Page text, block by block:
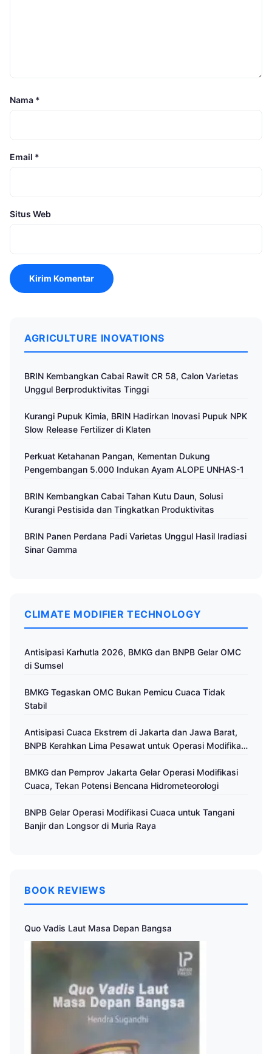
Nama *
Email *
Situs Web
AGRICULTURE INOVATIONS
BRIN Kembangkan Cabai Rawit CR 58, Calon Varietas
Unggul Berproduktivitas Tinggi
Kurangi Pupuk Kimia, BRIN Hadirkan Inovasi Pupuk NPK
Slow Release Fertilizer di Klaten
Perkuat Ketahanan Pangan, Kementan Dukung
Pengembangan 5.000 Indukan Ayam ALOPE UNHAS-1
BRIN Kembangkan Cabai Tahan Kutu Daun, Solusi
Kurangi Pestisida dan Tingkatkan Produktivitas
BRIN Panen Perdana Padi Varietas Unggul Hasil Iradiasi
Sinar Gamma
CLIMATE MODIFIER TECHNOLOGY
Antisipasi Karhutla 2026, BMKG dan BNPB Gelar OMC
di Sumsel
BMKG Tegaskan OMC Bukan Pemicu Cuaca Tidak
Stabil
Antisipasi Cuaca Ekstrem di Jakarta dan Jawa Barat,
BNPB Kerahkan Lima Pesawat untuk Operasi Modifikasi
BMKG dan Pemprov Jakarta Gelar Operasi Modifikasi
Cuaca, Tekan Potensi Bencana Hidrometeorologi
BNPB Gelar Operasi Modifikasi Cuaca untuk Tangani
Banjir dan Longsor di Muria Raya
BOOK REVIEWS
Quo Vadis Laut Masa Depan Bangsa